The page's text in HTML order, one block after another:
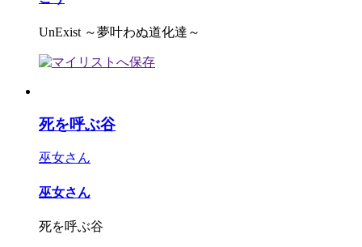
UnExist ～夢叶わぬ道化達～
死を呼ぶ谷
巫女さん
巫女さん
死を呼ぶ谷